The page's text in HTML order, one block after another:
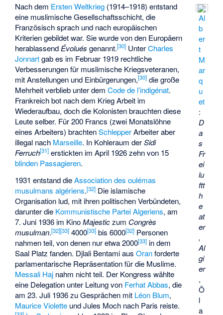
Al
b
er
t
M
ar
q
u
et
:
D
a
s
Fr
ei
lu
ftt
h
e
at
er
,
Al
gi
er
,
Ö
l
a
Nach dem Ersten Weltkrieg (1914–1918) entstand
eine muslimische Gesellschaftsschicht, die
Französisch sprach und nach europäischen
Kriterien gebildet war. Sie wurde von den Europäern
herablassend Évolués genannt.[30] UnterCharles
Jonnartgab es im Februar 1919 rechtliche
Verbesserungen für muslimische Kriegsveteranen,
mit Anstellungen und Einbürgerungen,[30] die große
Mehrheit verblieb unter demCode de l’indigénat.
Frankreich bot nach dem Krieg Arbeit im
Wiederaufbau, doch die Kolonisten brauchten diese
Leute selber. Für 200 Francs (zwei Monatslöhne
eines Arbeiters) brachtenSchlepperArbeiter aber
illegal nach Marseille. In Kohleraum derSidi
Ferruch[31] erstickten im April 1926 zehn von 15
blinden Passagieren.
1931 entstand dieAssociation des oulémas
musulmans algériens.[32] Die islamische
Organisation lud, mit ihren politischen Verbündeten,
darunter die Kommunistische Partei Algeriens, am
7. Juni 1936 im KinoMajesticzum Congrès
musulman.[32][33] 4000[33] bis 6000[32] Personen
nahmen teil, von denen nur etwa 2000[33] in dem
Saal Platz fanden. Djlali BentamiausOranforderte
parlamentarische Repräsentation für die Muslime.
Messali Haj nahm nicht teil. Der Kongress wählte
eine Delegation unter Leitung von Ferhat Abbas, die
am 23. Juli 1936 zu Gesprächen mit Léon Blum,
Maurice Violette undJules Moch nach Paris reiste.